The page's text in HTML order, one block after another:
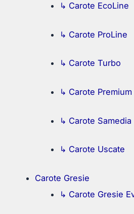
↳ Carote EcoLine
↳ Carote ProLine
↳ Carote Turbo
↳ Carote
↳ Carote Samedia
↳ Carote Uscate
Carote Gresie
↳ Carote Gresie